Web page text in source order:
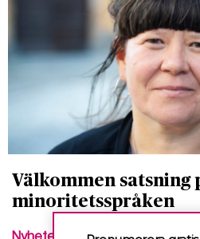
Välkommen satsning
minoritetsspråken